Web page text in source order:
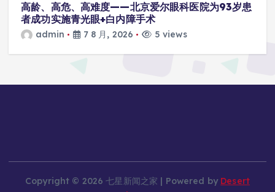
高龄、高危、高难度——北京爱尔眼科医院为93岁患
者成功实施青光眼+白内障手术
admin 7 8 月, 2026 5 views
Copyright © 2026 七星新闻之家 | Powered by Desert